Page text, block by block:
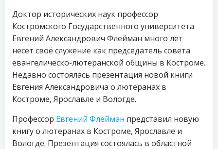
Доктор исторических наук профессор
Костромского Государственного университета
Евгений Александрович Флейман много лет
несет своё служение как председатель совета
евангелическо-лютеранской общины в Костроме.
Недавно состоялась презентация новой книги
Евгения Александровича о лютеранах в
Костроме, Ярославле и Вологде.
Профессор Евгений Флейман представил новую
книгу о лютеранах в Костроме, Ярославле и
Вологде. Презентация состоялась в областной